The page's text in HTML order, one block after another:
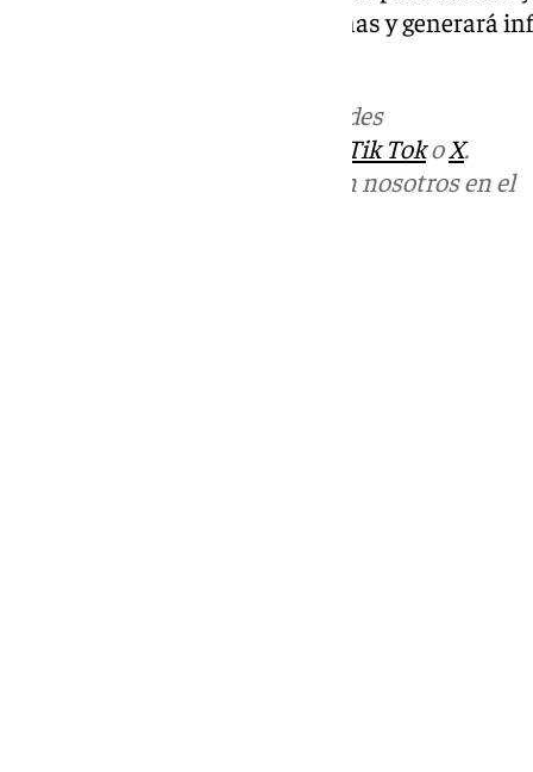
IA analizará los flujos de personas y generará
en las redes
Tik TokoX.
Puedes ponerte en contacto con nosotros en el